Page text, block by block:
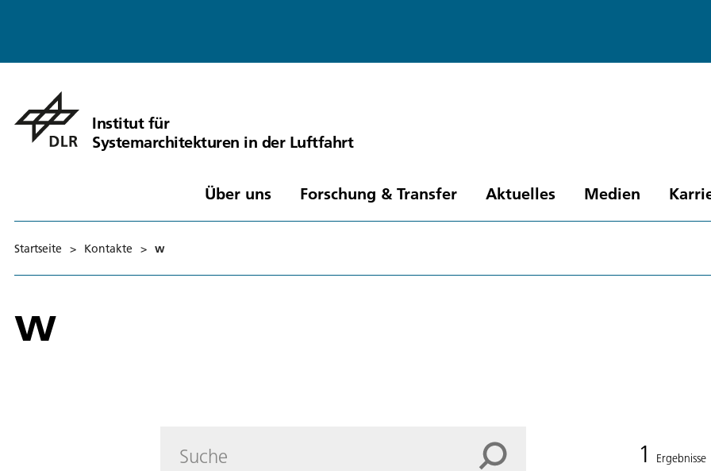
Institut für
Systemarchitekturen in der Luftfahrt
Über uns Forschung & Transfer Aktuelles Medien
Startseite > Kontakte > w
w
1 Ergebnisse